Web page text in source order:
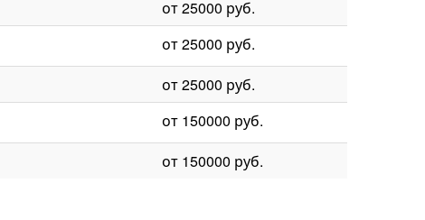
от 25000 руб.
от 25000 руб.
от 25000 руб.
от 150000 руб.
от 150000 руб.